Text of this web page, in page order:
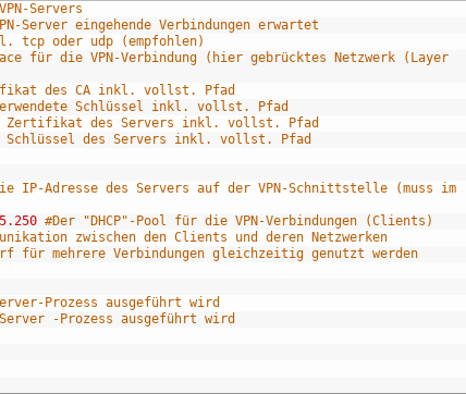
Servers
Server eingehende Verbindungen erwartet
tcp oder udp (empfohlen)
für die VPN-Verbindung (hier gebrücktes Netzwerk (Layer
des CA inkl. vollst. Pfad
Schlüssel inkl. vollst. Pfad
Zertifikat des Servers inkl. vollst. Pfad
Schlüssel des Servers inkl. vollst. Pfad
IP-Adresse des Servers auf der VPN-Schnittstelle (muss im
#Der "DHCP"-Pool für die VPN-Verbindungen (Clients)
zwischen den Clients und deren Netzwerken
mehrere Verbindungen gleichzeitig genutzt werden
Prozess ausgeführt wird
-Prozess ausgeführt wird